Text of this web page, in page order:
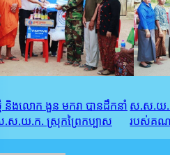
ងលោក ងួន មករា បានដឹកនាំ
.ស.យ.ក. ស្រុកព្រៃកប្បាស
ស.ស.យ.ក
របស់គណ: